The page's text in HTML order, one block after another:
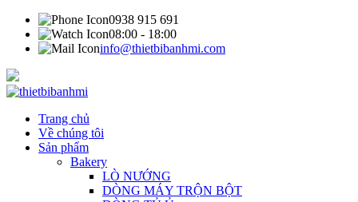
0938 915 691
08:00 - 18:00
info@thietbibanhmi.com
Trang chủ
Về chúng tôi
Sản phẩm
Bakery
LÒ NƯỚNG
DÒNG MÁY TRỘN BỘT